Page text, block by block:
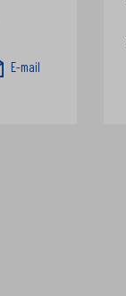
E-mail